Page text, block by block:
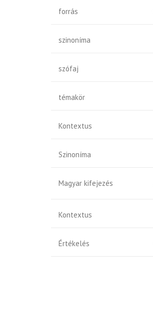
forrás
szinoníma
szófaj
témakör
Kontextus
Szinoníma
Magyar kifejezés
Kontextus
Értékelés